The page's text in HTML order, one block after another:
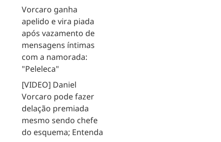
Vorcaro ganha
apelido e vira piada
após vazamento de
mensagens íntimas
com a namorada:
"Peleleca"
[VIDEO] Daniel
Vorcaro pode fazer
delação premiada
mesmo sendo chefe
do esquema; Entenda